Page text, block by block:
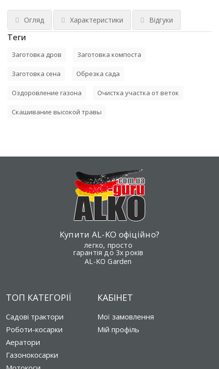
Огляд Характеристики Відгуки
Теги
Заготовка дров Заготовка компоста
Заготовка сена Обрезка сада
Оздоровление газона Очистка участка от веток
Скашивание высокой травы
Купити AL-KO офіційно?
легко, просто
гарантія до 3х років
AL-KO Garden
ТОП КАТЕГОРІЇ
Садові трактори
Роботи-косарки
Аератори
Газонокосарки
КАБІНЕТ
Мої замовлення
Мій профіль